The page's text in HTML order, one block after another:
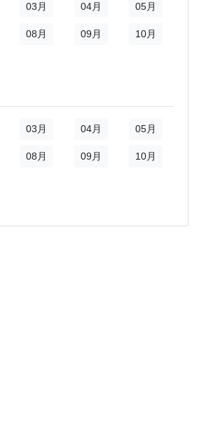
03月 04月 05月
08月 09月 10月
03月 04月 05月
08月 09月 10月